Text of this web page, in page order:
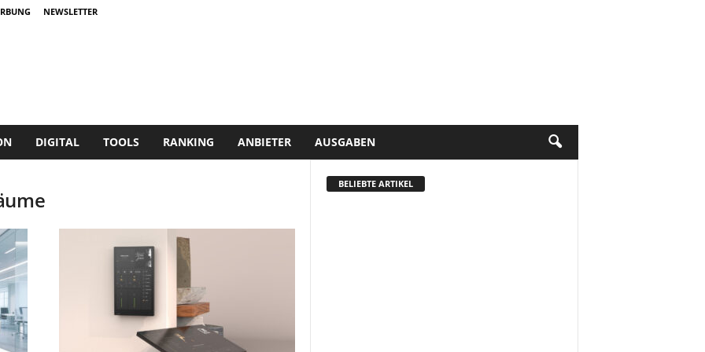
NEWSLETTER
DIGITAL TOOLS RANKING ANBIETER AUSGABEN
BELIEBTE ARTIKEL